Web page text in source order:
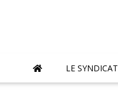
LE SYNDICAT